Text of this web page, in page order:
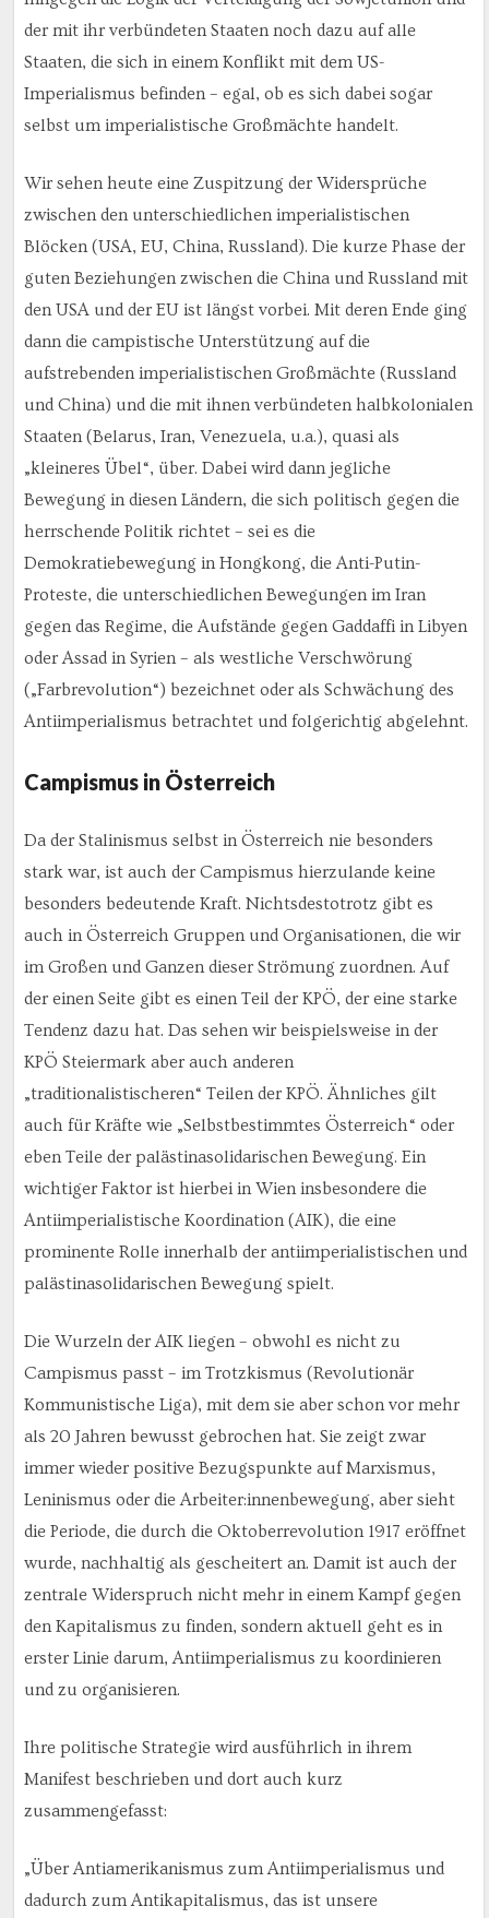
der mit ihr verbündeten Staaten noch dazu auf alle
Staaten, die sich in einem Konflikt mit dem US-
Imperialismus befinden – egal, ob es sich dabei sogar
selbst um imperialistische Großmächte handelt.
Wir sehen heute eine Zuspitzung der Widersprüche
zwischen den unterschiedlichen imperialistischen
Blöcken (USA, EU, China, Russland). Die kurze Phase der
guten Beziehungen zwischen die China und Russland mit
den USA und der EU ist längst vorbei. Mit deren Ende ging
dann die campistische Unterstützung auf die
aufstrebenden imperialistischen Großmächte (Russland
und China) und die mit ihnen verbündeten halbkolonialen
Staaten (Belarus, Iran, Venezuela, u.a.), quasi als
„kleineres Übel“, über. Dabei wird dann jegliche
Bewegung in diesen Ländern, die sich politisch gegen die
herrschende Politik richtet – sei es die
Demokratiebewegung in Hongkong, die Anti-Putin-
Proteste, die unterschiedlichen Bewegungen im Iran
gegen das Regime, die Aufstände gegen Gaddaffi in Libyen
oder Assad in Syrien – als westliche Verschwörung
(„Farbrevolution“) bezeichnet oder als Schwächung des
Antiimperialismus betrachtet und folgerichtig abgelehnt.
Campismus in Österreich
Da der Stalinismus selbst in Österreich nie besonders
stark war, ist auch der Campismus hierzulande keine
besonders bedeutende Kraft. Nichtsdestotrotz gibt es
auch in Österreich Gruppen und Organisationen, die wir
im Großen und Ganzen dieser Strömung zuordnen. Auf
der einen Seite gibt es einen Teil der KPÖ, der eine starke
Tendenz dazu hat. Das sehen wir beispielsweise in der
KPÖ Steiermark aber auch anderen
„traditionalistischeren“ Teilen der KPÖ. Ähnliches gilt
auch für Kräfte wie „Selbstbestimmtes Österreich“ oder
eben Teile der palästinasolidarischen Bewegung. Ein
wichtiger Faktor ist hierbei in Wien insbesondere die
Antiimperialistische Koordination (AIK), die eine
prominente Rolle innerhalb der antiimperialistischen und
palästinasolidarischen Bewegung spielt.
Die Wurzeln der AIK liegen – obwohl es nicht zu
Campismus passt – im Trotzkismus (Revolutionär
Kommunistische Liga), mit dem sie aber schon vor mehr
als 20 Jahren bewusst gebrochen hat. Sie zeigt zwar
immer wieder positive Bezugspunkte auf Marxismus,
Leninismus oder die Arbeiter:innenbewegung, aber sieht
die Periode, die durch die Oktoberrevolution 1917 eröffnet
wurde, nachhaltig als gescheitert an. Damit ist auch der
zentrale Widerspruch nicht mehr in einem Kampf gegen
den Kapitalismus zu finden, sondern aktuell geht es in
erster Linie darum, Antiimperialismus zu koordinieren
und zu organisieren.
Ihre politische Strategie wird ausführlich in ihrem
Manifest beschrieben und dort auch kurz
zusammengefasst:
„Über Antiamerikanismus zum Antiimperialismus und
dadurch zum Antikapitalismus, das ist unsere